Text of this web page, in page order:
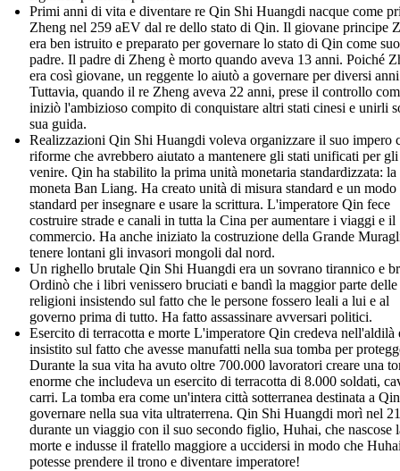
Primi anni di vita e diventare re Qin Shi Huangdi nacque come
Zheng nel 259 aEV dal re dello stato di Qin. Il giovane principe
era ben istruito e preparato per governare lo stato di Qin come suo
padre. Il padre di Zheng è morto quando aveva 13 anni. Poiché
era così giovane, un reggente lo aiutò a governare per diversi
Tuttavia, quando il re Zheng aveva 22 anni, prese il controllo
iniziò l'ambizioso compito di conquistare altri stati cinesi e unirli
sua guida.
Realizzazioni Qin Shi Huangdi voleva organizzare il suo impero
riforme che avrebbero aiutato a mantenere gli stati unificati per
venire. Qin ha stabilito la prima unità monetaria standardizzata: la
moneta Ban Liang. Ha creato unità di misura standard e un modo
standard per insegnare e usare la scrittura. L'imperatore Qin fece
costruire strade e canali in tutta la Cina per aumentare i viaggi e il
commercio. Ha anche iniziato la costruzione della Grande
tenere lontani gli invasori mongoli dal nord.
Un righello brutale Qin Shi Huangdi era un sovrano tirannico e
Ordinò che i libri venissero bruciati e bandì la maggior parte delle
religioni insistendo sul fatto che le persone fossero leali a lui e al
governo prima di tutto. Ha fatto assassinare avversari politici.
Esercito di terracotta e morte L'imperatore Qin credeva nell'aldilà
insistito sul fatto che avesse manufatti nella sua tomba per
Durante la sua vita ha avuto oltre 700.000 lavoratori creare una
enorme che includeva un esercito di terracotta di 8.000 soldati,
carri. La tomba era come un'intera città sotterranea destinata a
governare nella sua vita ultraterrena. Qin Shi Huangdi morì nel
durante un viaggio con il suo secondo figlio, Huhai, che nascose
morte e indusse il fratello maggiore a uccidersi in modo che
potesse prendere il trono e diventare imperatore!